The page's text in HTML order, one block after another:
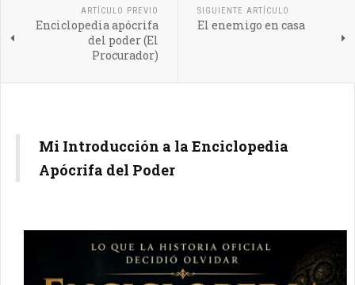
ARTÍCULO PREVIO
Enciclopedia apócrifa
del poder (El
Procurador)
SIGUIENTE ARTÍCULO
El enemigo en casa
Mi Introducción a la Enciclopedia
Apócrifa del Poder